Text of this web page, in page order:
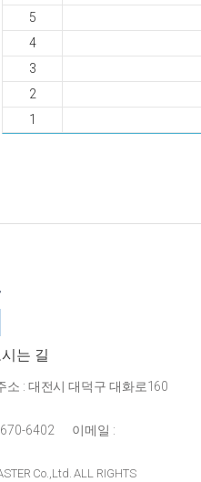
5
4
3
2
1
는 길
소 : 대전시 대덕구 대화로160
6402
이메일 :
Co.,Ltd. ALL RIGHTS